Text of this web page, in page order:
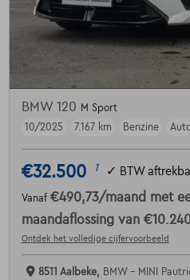
BMW 120 M Sport
10/2025
7.167 km Benzine
€32.500 1 ✓ BTW
Vanaf €490,73/maand met
maandaflossing van
Ontdek het volledige cijfervoorbeeld
8511 Aalbeke, BMW - MINI